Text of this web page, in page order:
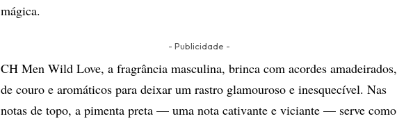
mágica.
- Publicidade -
CH Men Wild Love, a fragrância masculina, brinca com acordes amadeirados,
de couro e aromáticos para deixar um rastro glamouroso e inesquecível. Nas
notas de topo, a pimenta preta — uma nota cativante e viciante — serve como